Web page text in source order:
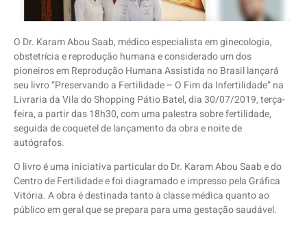
O Dr. Karam Abou Saab, médico especialista em ginecologia,
obstetrícia e reprodução humana e considerado um dos
pioneiros em Reprodução Humana Assistida no Brasil lançará
seu livro “Preservando a Fertilidade – O Fim da Infertilidade” na
Livraria da Vila do Shopping Pátio Batel, dia 30/07/2019, terça-
feira, a partir das 18h30, com uma palestra sobre fertilidade,
seguida de coquetel de lançamento da obra e noite de
autógrafos.
O livro é uma iniciativa particular do Dr. Karam Abou Saab e do
Centro de Fertilidade e foi diagramado e impresso pela Gráfica
Vitória. A obra é destinada tanto à classe médica quanto ao
público em geral que se prepara para uma gestação saudável.